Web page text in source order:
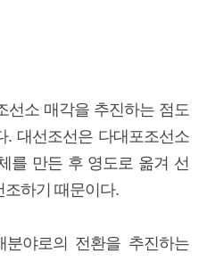
선소 매각을 추진하는 점도
. 대선조선은 다대포조선소
를 만든 후 영도로 옮겨 선
조하기 때문이다.
분야로의 전환을 추진하는